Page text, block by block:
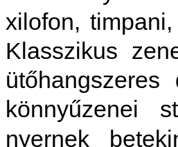
xilofon,
Klasszikus
könnyűzenei
nyernek